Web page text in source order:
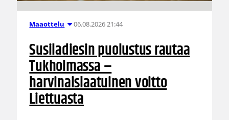
Maaottelu 06.08.2026 21:44
Susiladiesin puolustus rautaa
Tukholmassa –
harvinaislaatuinen voitto
Liettuasta